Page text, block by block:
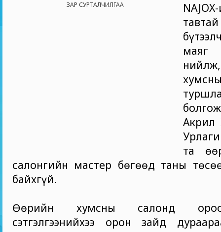
ЗАР СУРТАЛЧИЛГАА
Акрил
та
салонгийн мастер бөгөөд таны
байхгүй.
Өөрийн хумсны салонд
сэтгэлгээнийхээ орон зайд